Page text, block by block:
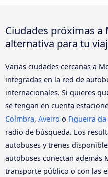
Ciudades próximas
alternativa para tu
Varias ciudades cercanas a
integradas en la red de
internacionales. Si quieres
se tengan en cuenta
Coímbra, Aveiro o Figueira da
radio de búsqueda. Los
autobuses y trenes
autobuses conectan además
transporte público o con las